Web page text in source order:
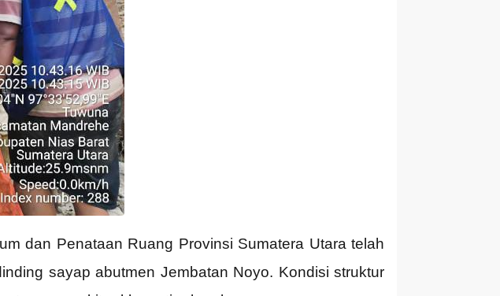
dan Penataan Ruang Provinsi Sumatera Utara telah
sayap abutmen Jembatan Noyo. Kondisi struktur